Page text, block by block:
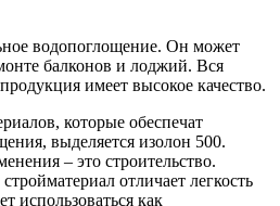
водопоглощение. Он может
балконов и лоджий. Вся
имеет высокое качество.
которые обеспечат
выделяется изолон 500.
– это строительство.
отличает легкость
использоваться как